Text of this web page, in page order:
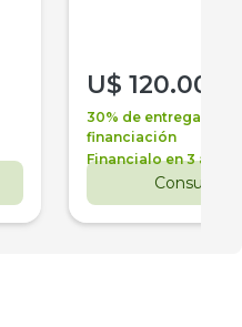
U$ 120.000
30% de entrega +
financiación
Financialo en 3 años
Consultar